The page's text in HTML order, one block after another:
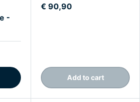
-
€ 90,90
Add to cart